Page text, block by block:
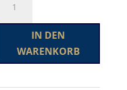
Premium
IN DEN
WARENKORB
e
n